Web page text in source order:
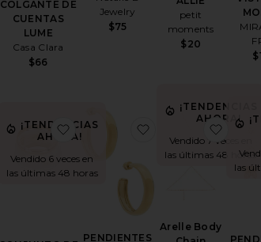
COLGANTE DE
CUENTAS
LUME
Casa Clara
$66
Jewelry
$75
petit
moments
$20
¡TENDENCIAS
AHORA!
Vendido 6 veces en
las últimas 48 horas
favoritoCONJUNTO DE
PENDIENTES
¡TENDENCIAS
AHORA!
Vendido 7 veces en
las últimas 48 horas
Arelle Body
las